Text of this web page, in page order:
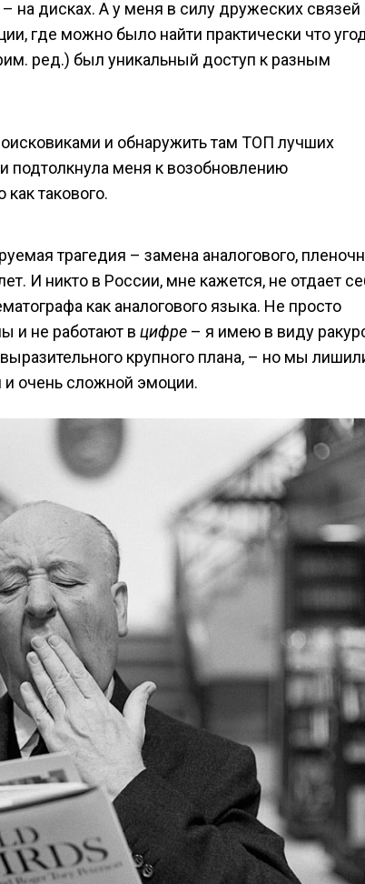
дисках. А у меня в силу дружеских связей
где можно было найти практически что
ред.) был уникальный доступ к разным
и обнаружить там ТОП лучших
подтолкнула меня к возобновлению
как такового.
трагедия – замена аналогового,
И никто в России, мне кажется, не отдает
как аналогового языка. Не просто
и не работают в цифре– я имею в виду
крупного плана, – но мы
и очень сложной эмоции.